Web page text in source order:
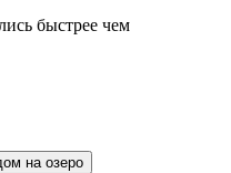
быстрее чем
на озеро